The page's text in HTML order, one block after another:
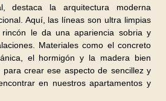
destaca la arquitectura moderna
Aquí, las líneas son ultra limpias
le da una apariencia sobria y
Materiales como el concreto
el hormigón y la madera bien
para crear ese aspecto de sencillez y
en nuestros apartamentos y